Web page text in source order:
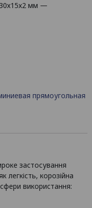
мм —
прямоугольная
застосування
легкість, корозійна
сфери використання: